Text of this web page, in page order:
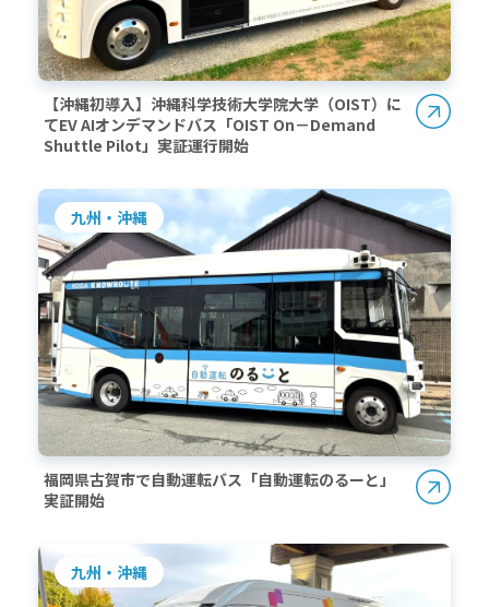
【沖縄初導入】沖縄科学技術大学院大学（OIST）に
てEV AIオンデマンドバス「OIST On－Demand
Shuttle Pilot」実証運行開始
九州・沖縄
福岡県古賀市で自動運転バス「自動運転のるーと」
実証開始
九州・沖縄